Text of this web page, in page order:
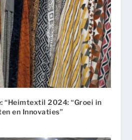
“Heimtextil 2024: “Groei in
en Innovaties”